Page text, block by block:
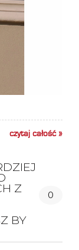
czytaj całość »
Z
BY
0